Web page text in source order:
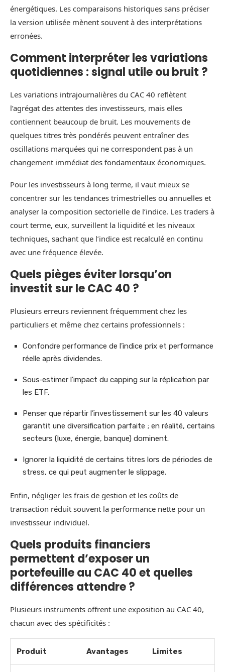
énergétiques. Les comparaisons historiques sans préciser
la version utilisée mènent souvent à des interprétations
erronées.
Comment interpréter les variations
quotidiennes : signal utile ou bruit ?
Les variations intrajournalières du CAC 40 reflètent
l’agrégat des attentes des investisseurs, mais elles
contiennent beaucoup de bruit. Les mouvements de
quelques titres très pondérés peuvent entraîner des
oscillations marquées qui ne correspondent pas à un
changement immédiat des fondamentaux économiques.
Pour les investisseurs à long terme, il vaut mieux se
concentrer sur les tendances trimestrielles ou annuelles et
analyser la composition sectorielle de l’indice. Les traders à
court terme, eux, surveillent la liquidité et les niveaux
techniques, sachant que l’indice est recalculé en continu
avec une fréquence élevée.
Quels pièges éviter lorsqu’on
investit sur le CAC 40 ?
Plusieurs erreurs reviennent fréquemment chez les
particuliers et même chez certains professionnels :
Confondre performance de l’indice prix et performance
réelle après dividendes.
Sous‑estimer l’impact du capping sur la réplication par
les ETF.
Penser que répartir l’investissement sur les 40 valeurs
garantit une diversification parfaite ; en réalité, certains
secteurs (luxe, énergie, banque) dominent.
Ignorer la liquidité de certains titres lors de périodes de
stress, ce qui peut augmenter le slippage.
Enfin, négliger les frais de gestion et les coûts de
transaction réduit souvent la performance nette pour un
investisseur individuel.
Quels produits financiers
permettent d’exposer un
portefeuille au CAC 40 et quelles
différences attendre ?
Plusieurs instruments offrent une exposition au CAC 40,
chacun avec des spécificités :
Produit Avantages Limites